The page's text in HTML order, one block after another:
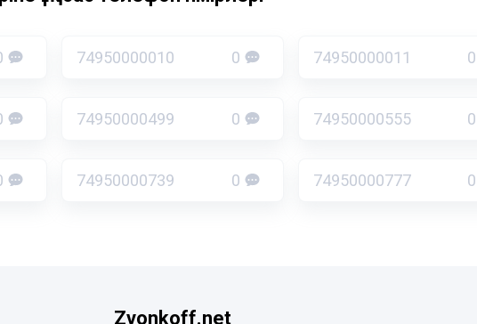
74950000010 0 74950000011 0
74950000499 0 74950000555 0
74950000739 0 74950000777 0
Zvonkoff.net